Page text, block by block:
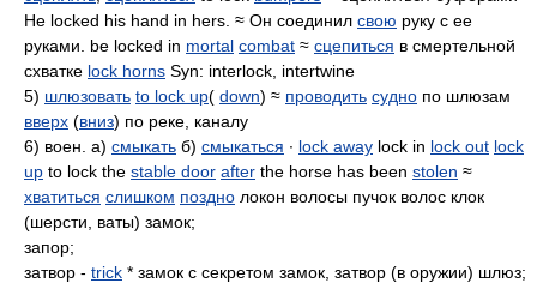
He locked his hand in hers. ≈ Он соединил свою руку с ее
руками. be locked in mortal combat ≈ сцепиться в смертельной
схватке lock horns Syn: interlock, intertwine
5) шлюзовать to lock up( down) ≈ проводить судно по шлюзам
вверх (вниз) по реке, каналу
6) воен. а) смыкать б) смыкаться ∙ lock away lock in lock out lock
up to lock the stable door after the horse has been stolen ≈
хватиться слишком поздно локон волосы пучок волос клок
(шерсти, ваты) замок;
запор;
затвор - trick * замок с секретом замок, затвор (в оружии) шлюз;